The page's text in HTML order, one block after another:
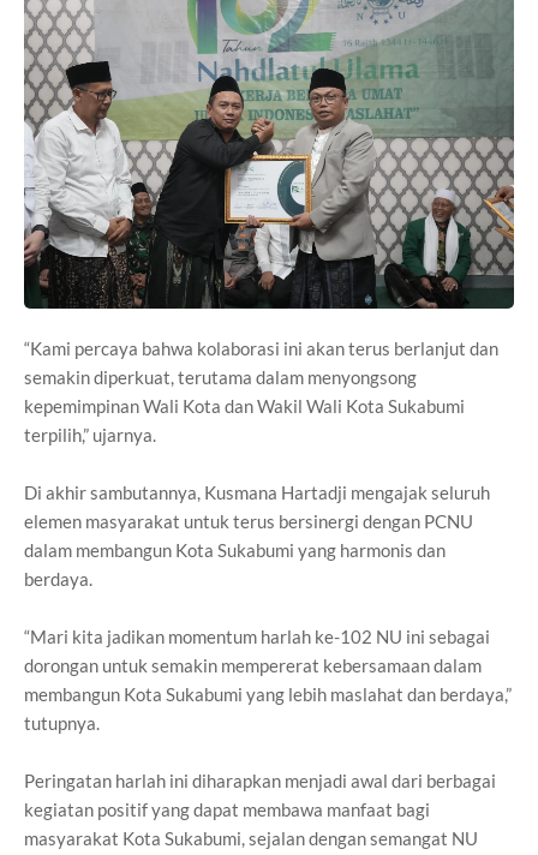
“Kami percaya bahwa kolaborasi ini akan terus berlanjut dan
semakin diperkuat, terutama dalam menyongsong
kepemimpinan Wali Kota dan Wakil Wali Kota Sukabumi
terpilih,” ujarnya.
Di akhir sambutannya, Kusmana Hartadji mengajak seluruh
elemen masyarakat untuk terus bersinergi dengan PCNU
dalam membangun Kota Sukabumi yang harmonis dan
berdaya.
“Mari kita jadikan momentum harlah ke-102 NU ini sebagai
dorongan untuk semakin mempererat kebersamaan dalam
membangun Kota Sukabumi yang lebih maslahat dan berdaya,”
tutupnya.
Peringatan harlah ini diharapkan menjadi awal dari berbagai
kegiatan positif yang dapat membawa manfaat bagi
masyarakat Kota Sukabumi, sejalan dengan semangat NU